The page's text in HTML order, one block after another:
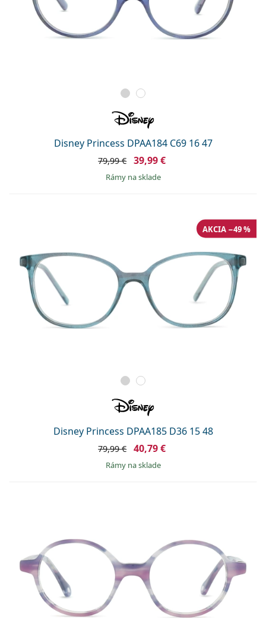
Disney Princess DPAA184 C69 16 47
79,99 € 39,99 €
rámy na sklade
Disney Princess DPAA185 D36 15 48
AKCIA −49 %
79,99 € 40,79 €
rámy na sklade